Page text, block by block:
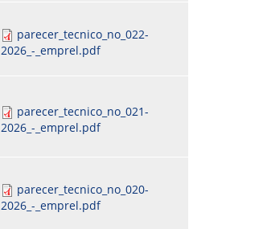
parecer_tecnico_no_022-
2026_-_emprel.pdf
parecer_tecnico_no_021-
2026_-_emprel.pdf
parecer_tecnico_no_020-
2026_-_emprel.pdf